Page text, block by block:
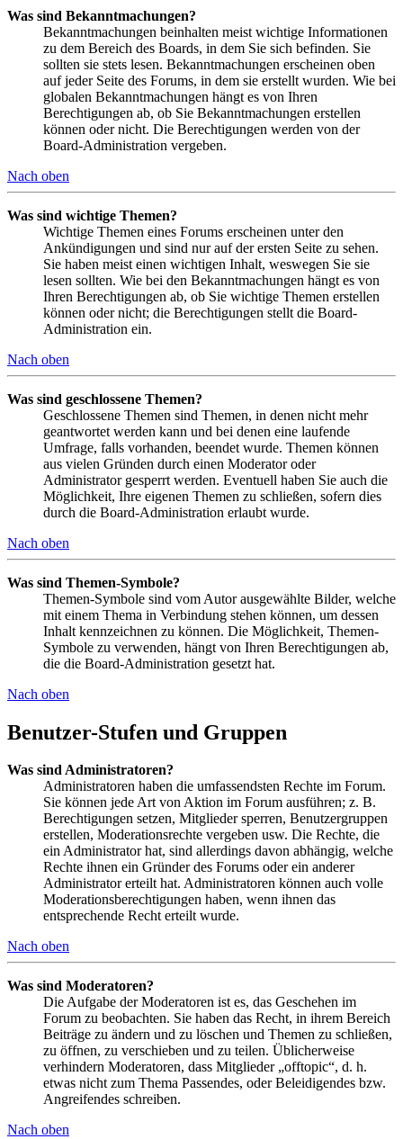
Was sind Bekanntmachungen?
Bekanntmachungen beinhalten meist wichtige Informationen
zu dem Bereich des Boards, in dem Sie sich befinden. Sie
sollten sie stets lesen. Bekanntmachungen erscheinen oben
auf jeder Seite des Forums, in dem sie erstellt wurden. Wie bei
globalen Bekanntmachungen hängt es von Ihren
Berechtigungen ab, ob Sie Bekanntmachungen erstellen
können oder nicht. Die Berechtigungen werden von der
Board-Administration vergeben.
Nach oben
Was sind wichtige Themen?
Wichtige Themen eines Forums erscheinen unter den
Ankündigungen und sind nur auf der ersten Seite zu sehen.
Sie haben meist einen wichtigen Inhalt, weswegen Sie sie
lesen sollten. Wie bei den Bekanntmachungen hängt es von
Ihren Berechtigungen ab, ob Sie wichtige Themen erstellen
können oder nicht; die Berechtigungen stellt die Board-
Administration ein.
Nach oben
Was sind geschlossene Themen?
Geschlossene Themen sind Themen, in denen nicht mehr
geantwortet werden kann und bei denen eine laufende
Umfrage, falls vorhanden, beendet wurde. Themen können
aus vielen Gründen durch einen Moderator oder
Administrator gesperrt werden. Eventuell haben Sie auch die
Möglichkeit, Ihre eigenen Themen zu schließen, sofern dies
durch die Board-Administration erlaubt wurde.
Nach oben
Was sind Themen-Symbole?
Themen-Symbole sind vom Autor ausgewählte Bilder, welche
mit einem Thema in Verbindung stehen können, um dessen
Inhalt kennzeichnen zu können. Die Möglichkeit, Themen-
Symbole zu verwenden, hängt von Ihren Berechtigungen ab,
die die Board-Administration gesetzt hat.
Nach oben
Benutzer-Stufen und Gruppen
Was sind Administratoren?
Administratoren haben die umfassendsten Rechte im Forum.
Sie können jede Art von Aktion im Forum ausführen; z. B.
Berechtigungen setzen, Mitglieder sperren, Benutzergruppen
erstellen, Moderationsrechte vergeben usw. Die Rechte, die
ein Administrator hat, sind allerdings davon abhängig, welche
Rechte ihnen ein Gründer des Forums oder ein anderer
Administrator erteilt hat. Administratoren können auch volle
Moderationsberechtigungen haben, wenn ihnen das
entsprechende Recht erteilt wurde.
Nach oben
Was sind Moderatoren?
Die Aufgabe der Moderatoren ist es, das Geschehen im
Forum zu beobachten. Sie haben das Recht, in ihrem Bereich
Beiträge zu ändern und zu löschen und Themen zu schließen,
zu öffnen, zu verschieben und zu teilen. Üblicherweise
verhindern Moderatoren, dass Mitglieder „offtopic“, d. h.
etwas nicht zum Thema Passendes, oder Beleidigendes bzw.
Angreifendes schreiben.
Nach oben